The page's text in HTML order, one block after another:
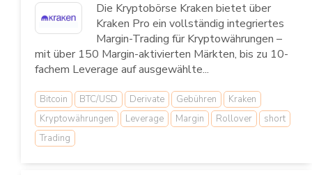
Die Kryptobörse Kraken bietet über
Kraken Pro ein vollständig integriertes
Margin-Trading für Kryptowährungen –
mit über 150 Margin-aktivierten Märkten, bis zu 10-
fachem Leverage auf ausgewählte...
Bitcoin BTC/USD Derivate Gebühren
Kraken
Kryptowährungen
Leverage Margin Rollover
short
Trading